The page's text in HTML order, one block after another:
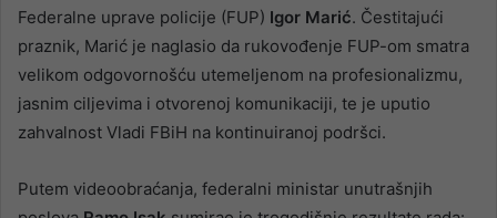
Federalne uprave policije (FUP) Igor Marić. Čestitajući
praznik, Marić je naglasio da rukovođenje FUP-om smatra
velikom odgovornošću utemeljenom na profesionalizmu,
jasnim ciljevima i otvorenoj komunikaciji, te je uputio
zahvalnost Vladi FBiH na kontinuiranoj podršci.
Putem videoobraćanja, federalni ministar unutrašnjih